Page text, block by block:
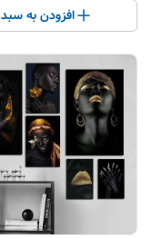
افزودن به سبد